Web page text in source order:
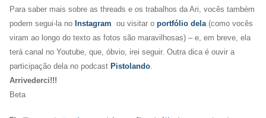
Para saber mais sobre as threads e os trabalhos da Ari, vocês também
podem segui-la no Instagram ou visitar o portfólio dela (como vocês
viram ao longo do texto as fotos são maravilhosas) – e, em breve, ela
terá canal no Youtube, que, óbvio, irei seguir. Outra dica é ouvir a
participação dela no podcast Pistolando
Arrivederci!!!
Beta